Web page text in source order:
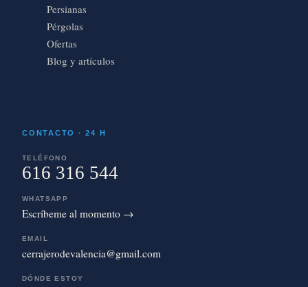
Persianas
Pérgolas
Ofertas
Blog y artículos
CONTACTO · 24 H
TELÉFONO
616 316 544
WHATSAPP
Escríbeme al momento →
EMAIL
cerrajerodevalencia@gmail.com
DÓNDE ESTOY